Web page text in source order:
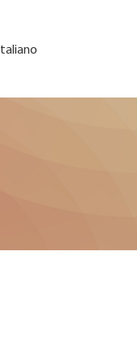
Italiano